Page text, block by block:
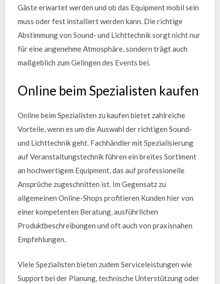
Gäste erwartet werden und ob das Equipment mobil sein
muss oder fest installiert werden kann. Die richtige
Abstimmung von Sound- und Lichttechnik sorgt nicht nur
für eine angenehme Atmosphäre, sondern trägt auch
maßgeblich zum Gelingen des Events bei.
Online beim Spezialisten kaufen
Online beim Spezialisten zu kaufen bietet zahlreiche
Vorteile, wenn es um die Auswahl der richtigen Sound-
und Lichttechnik geht. Fachhändler mit Spezialisierung
auf Veranstaltungstechnik führen ein breites Sortiment
an hochwertigem Equipment, das auf professionelle
Ansprüche zugeschnitten ist. Im Gegensatz zu
allgemeinen Online-Shops profitieren Kunden hier von
einer kompetenten Beratung, ausführlichen
Produktbeschreibungen und oft auch von praxisnahen
Empfehlungen.
Viele Spezialisten bieten zudem Serviceleistungen wie
Support bei der Planung, technische Unterstützung oder